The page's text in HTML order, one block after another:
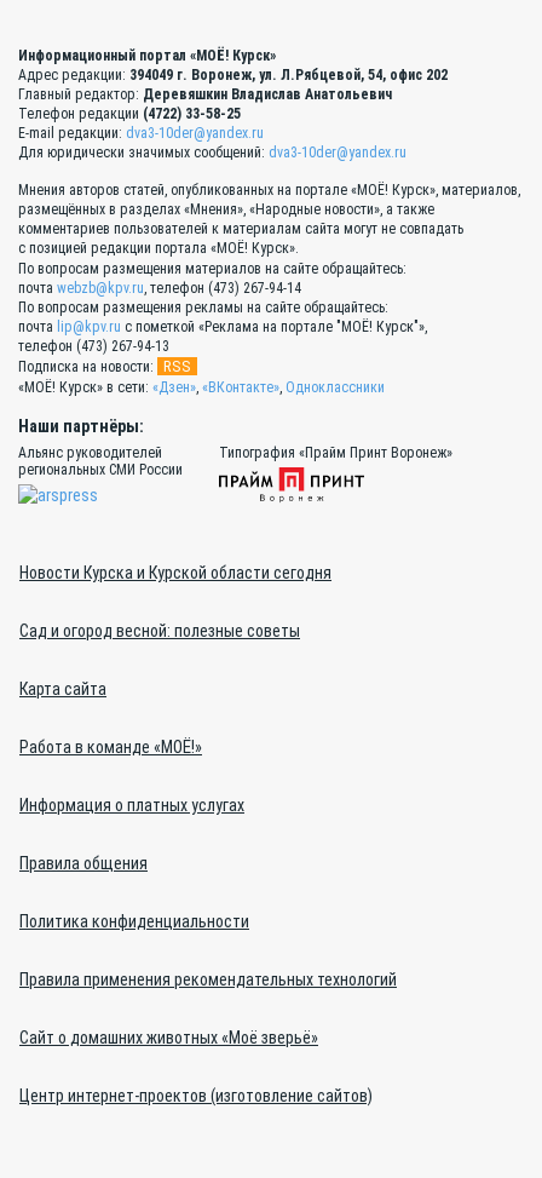
Информационный портал «МОЁ! Курск»
Адрес редакции: 394049 г. Воронеж, ул. Л.Рябцевой, 54, офис 202
Главный редактор: Деревяшкин Владислав Анатольевич
Телефон редакции (4722) 33-58-25
E-mail редакции: dva3-10der@yandex.ru
Для юридически значимых сообщений: dva3-10der@yandex.ru
Мнения авторов статей, опубликованных на портале «МОЁ! Курск», материалов,
размещённых в разделах «Мнения», «Народные новости», а также
комментариев пользователей к материалам сайта могут не совпадать
с позицией редакции портала «МОЁ! Курск».
По вопросам размещения материалов на сайте обращайтесь:
почта webzb@kpv.ru, телефон (473) 267-94-14
По вопросам размещения рекламы на сайте обращайтесь:
почта lip@kpv.ru с пометкой «Реклама на портале "МОЁ! Курск"»,
телефон (473) 267-94-13
Подписка на новости:
RSS
«МОЁ! Курск» в сети: «Дзен», «ВКонтакте», Одноклассники
Наши партнёры:
Альянс руководителей
региональных СМИ России
Типография «Прайм Принт Воронеж»
Новости Курска и Курской области сегодня
Сад и огород весной: полезные советы
Карта сайта
Работа в команде «МОЁ!»
Информация о платных услугах
Правила общения
Политика конфиденциальности
Правила применения рекомендательных технологий
Сайт о домашних животных «Моё зверьё»
Центр интернет-проектов (изготовление сайтов)